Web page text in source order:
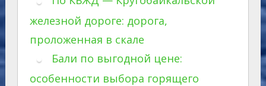
железной дороге: дорога,
проложенная в скале
Бали по выгодной цене:
особенности выбора горящего